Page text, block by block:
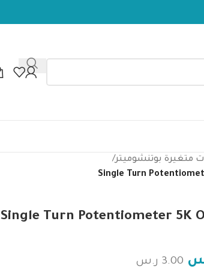
متغيرة بوتنشوميتر/
Single Turn
Single Turn Potentiometer 5K
3.00 ر.س